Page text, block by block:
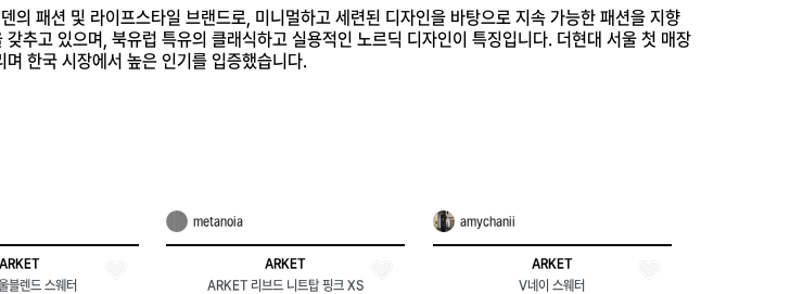
패션 및 라이프스타일 브랜드로, 미니멀하고 세련된 디자인을 바탕으로 지속 가능한 패션을 지향
추고 있으며, 북유럽 특유의 클래식하고 실용적인 노르딕 디자인이 특징입니다. 더현대 서울 첫 매장
한국 시장에서 높은 인기를 입증했습니다.
ARKET
블렌드 스웨터
metanoia
ARKET
ARKET 리브드 니트탑 핑크 XS
amychanii
ARKET
V네이 스웨터